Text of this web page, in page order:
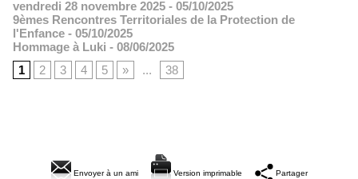
vendredi 28 novembre 2025 - 05/10/2025
9èmes Rencontres Territoriales de la Protection de
l'Enfance - 05/10/2025
Hommage à Luki - 08/06/2025
1
2 3 4 5 » ... 38
Envoyer à un ami Version imprimable Partager